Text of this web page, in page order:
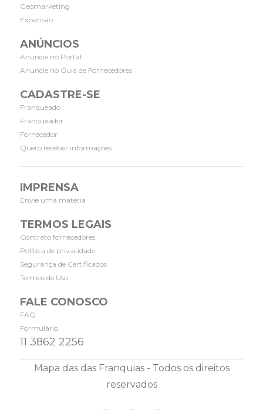
Geomarketing
Expansão
ANÚNCIOS
Anuncie no Portal
Anuncie no Guia de Fornecedores
CADASTRE-SE
Franqueado
Franqueador
Fornecedor
Quero receber informações
IMPRENSA
Envie uma matéria
TERMOS LEGAIS
Contrato fornecedores
Política de privacidade
Segurança de Certificados
Termos de Uso
FALE CONOSCO
FAQ
Formulário
11 3862 2256
Mapa das das Franquias - Todos os direitos
reservados